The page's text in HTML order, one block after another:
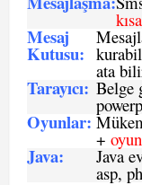
Mesaj
Kutusu:
ata
Tarayıcı: Belge
Oyunlar:
+
Java: Java
asp,